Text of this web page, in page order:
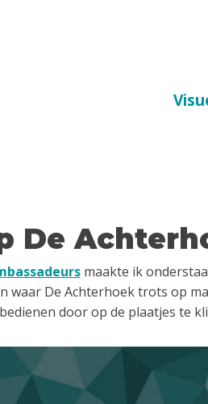
De
maakte ik
waar De Achterhoek trots op
door op de plaatjes te